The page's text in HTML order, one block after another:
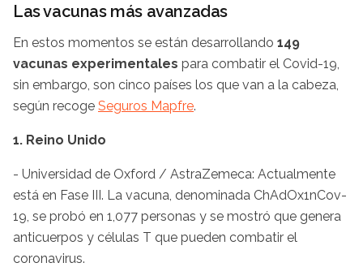
Las vacunas más avanzadas
En estos momentos se están desarrollando 149
vacunas experimentales para combatir el Covid-19,
sin embargo, son cinco países los que van a la cabeza,
según recoge Seguros Mapfre.
1. Reino Unido
- Universidad de Oxford / AstraZemeca: Actualmente
está en Fase III. La vacuna, denominada ChAdOx1nCov-
19, se probó en 1,077 personas y se mostró que genera
anticuerpos y células T que pueden combatir el
coronavirus.